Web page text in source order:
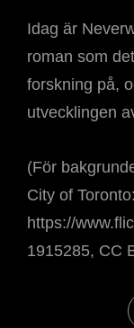
Idag är
roman som
forskning på,
utvecklingen
(För
City of Toronto:
https://
1915285, CC